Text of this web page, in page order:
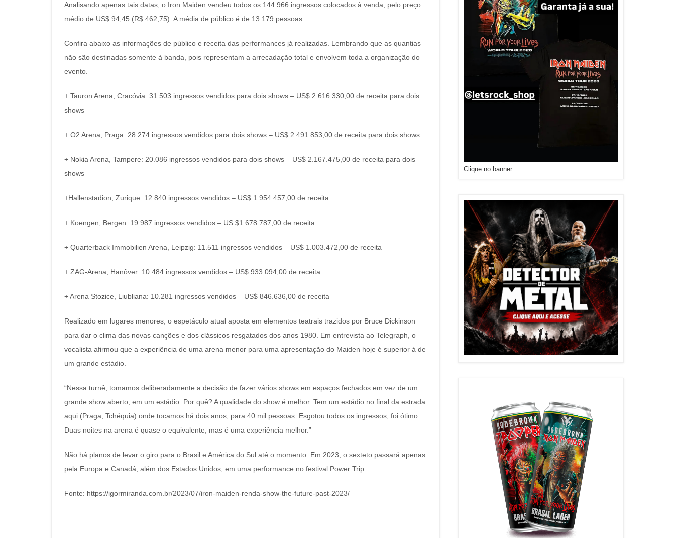
Analisando apenas tais datas, o Iron Maiden vendeu todos os 144.966 ingressos colocados à venda, pelo preço
médio de US$ 94,45 (R$ 462,75). A média de público é de 13.179 pessoas.
Confira abaixo as informações de público e receita das performances já realizadas. Lembrando que as quantias
não são destinadas somente à banda, pois representam a arrecadação total e envolvem toda a organização do
evento.
+ Tauron Arena, Cracóvia: 31.503 ingressos vendidos para dois shows – US$ 2.616.330,00 de receita para dois
shows
+ O2 Arena, Praga: 28.274 ingressos vendidos para dois shows – US$ 2.491.853,00 de receita para dois shows
+ Nokia Arena, Tampere: 20.086 ingressos vendidos para dois shows – US$ 2.167.475,00 de receita para dois
shows
+Hallenstadion, Zurique: 12.840 ingressos vendidos – US$ 1.954.457,00 de receita
+ Koengen, Bergen: 19.987 ingressos vendidos – US $1.678.787,00 de receita
+ Quarterback Immobilien Arena, Leipzig: 11.511 ingressos vendidos – US$ 1.003.472,00 de receita
+ ZAG-Arena, Hanôver: 10.484 ingressos vendidos – US$ 933.094,00 de receita
+ Arena Stozice, Liubliana: 10.281 ingressos vendidos – US$ 846.636,00 de receita
Realizado em lugares menores, o espetáculo atual aposta em elementos teatrais trazidos por Bruce Dickinson
para dar o clima das novas canções e dos clássicos resgatados dos anos 1980. Em entrevista ao Telegraph, o
vocalista afirmou que a experiência de uma arena menor para uma apresentação do Maiden hoje é superior à de
um grande estádio.
“Nessa turnê, tomamos deliberadamente a decisão de fazer vários shows em espaços fechados em vez de um
grande show aberto, em um estádio. Por quê? A qualidade do show é melhor. Tem um estádio no final da estrada
aqui (Praga, Tchéquia) onde tocamos há dois anos, para 40 mil pessoas. Esgotou todos os ingressos, foi ótimo.
Duas noites na arena é quase o equivalente, mas é uma experiência melhor.”
Não há planos de levar o giro para o Brasil e América do Sul até o momento. Em 2023, o sexteto passará apenas
pela Europa e Canadá, além dos Estados Unidos, em uma performance no festival Power Trip.
Fonte: https://igormiranda.com.br/2023/07/iron-maiden-renda-show-the-future-past-2023/
Clique no banner